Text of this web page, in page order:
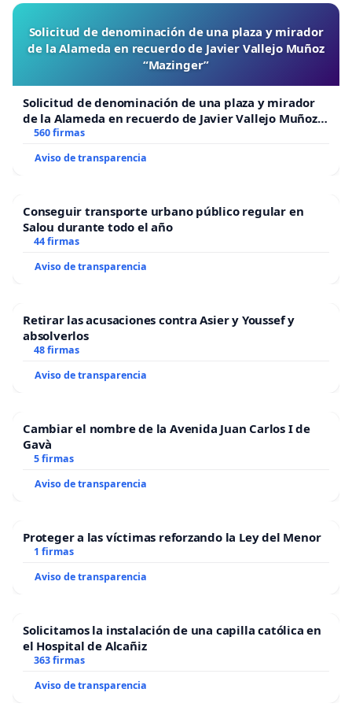
Solicitud de denominación de una plaza y mirador
de la Alameda en recuerdo de Javier Vallejo Muñoz
“Mazinger”
Solicitud de denominación de una plaza y mirador
de la Alameda en recuerdo de Javier Vallejo Muñoz
“Mazinger”
560 firmas
Aviso de transparencia
Conseguir transporte urbano público regular en
Salou durante todo el año
44 firmas
Aviso de transparencia
Retirar las acusaciones contra Asier y Youssef y
absolverlos
48 firmas
Aviso de transparencia
Cambiar el nombre de la Avenida Juan Carlos I de
Gavà
5 firmas
Aviso de transparencia
Proteger a las víctimas reforzando la Ley del Menor
1 firmas
Aviso de transparencia
Solicitamos la instalación de una capilla católica en
el Hospital de Alcañiz
363 firmas
Aviso de transparencia